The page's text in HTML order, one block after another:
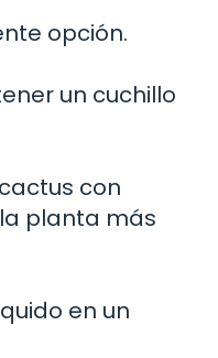
opción.
un cuchillo
con
planta más
en un